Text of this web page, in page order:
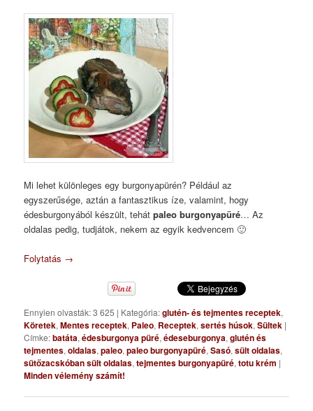
Mi lehet különleges egy burgonyapürén? Például az
egyszerűsége, aztán a fantasztikus íze, valamint, hogy
édesburgonyából készült, tehátpaleo burgonyapüré… Az
oldalas pedig, tudjátok, nekem az egyik kedvencem 🙂
Folytatás →
Ennyien olvasták: 3 625 | Kategória:glutén- és tejmentes receptek,
Köretek,Mentes receptek, Paleo, Receptek,sertés húsok,Sültek |
Címke:batáta,édesburgonya püré,édeseburgonya,glutén és
tejmentes,oldalas,paleo,paleo burgonyapüré,Sasó,sült oldalas,
sütőzacskóban sült oldalas,tejmentes burgonyapüré,totu krém |
Minden vélemény számít!